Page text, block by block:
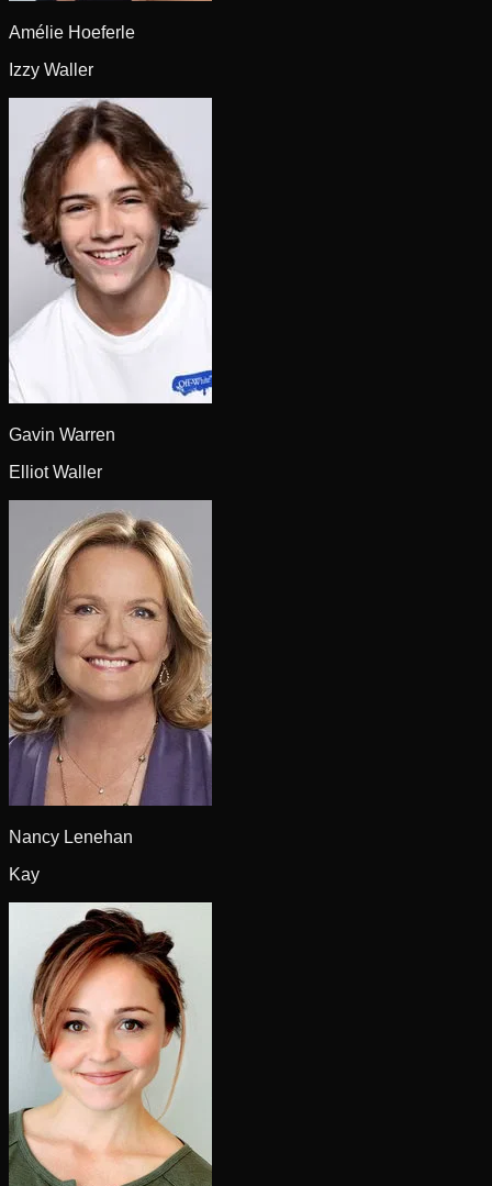
Amélie Hoeferle
Izzy Waller
Gavin Warren
Elliot Waller
Nancy Lenehan
Kay